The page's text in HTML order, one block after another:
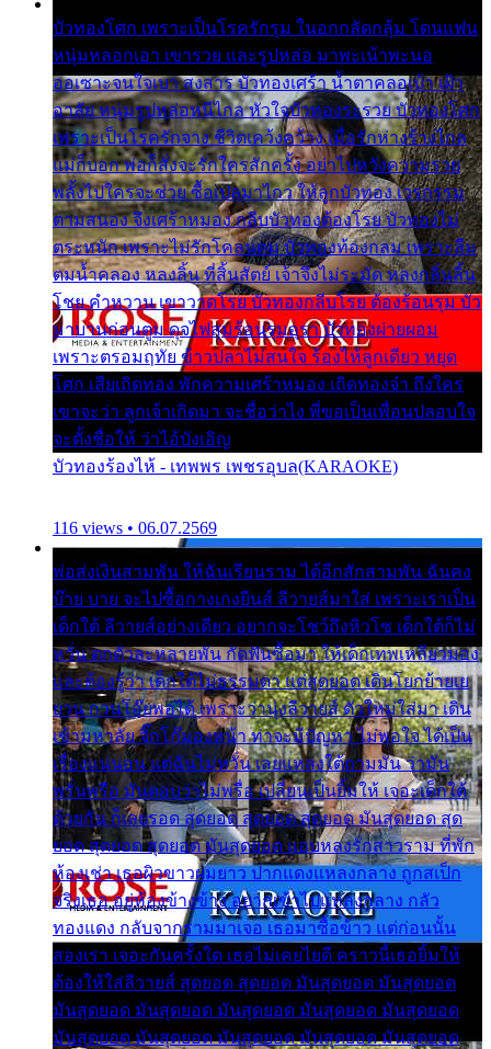
บัวทองโศก เพราะเป็นโรครักรุม ในอกกลัดกลุ้ม โดนแฟน
หนุ่มหลอกเอา เขารวย และรูปหล่อ มาพะเน้าพะนอ
ออเซาะจนใจเบา สงสาร บัวทองเศร้า น้ำตาคลอเบ้า เฝ้า
อาลัย หนุ่มรูปหล่อหนีไกล หัวใจบัวทองระรวย บัวทองโศก
เพราะเป็นโรครักจาง ชีวิตเคว้งคว้าง เมื่อรักห่างร้างไกล
แม่ก็บอก พ่อก็สั่งจะรักใครสักครั้ง อย่าไปหวังความรวย
พลั้งไปใครจะช่วย ซื้อเปลมาไกว ให้ลูกบัวทอง เวรกรรม
ตามสนอง จึงเศร้าหมอง กลีบบัวทองต้องโรย บัวทองไม่
ตระหนัก เพราะไม่รักโคลนตม บัวทองท้องกลม เพราะลืม
ตมน้ำคลอง หลงลิ้น ที่สิ้นสัตย์ เจ้าจึงไม่ระมัด หลงกลิ่นลิ้น
โชย คำหวาน เขาวาดโรย บัวทองกลีบโรย ต้องร้อนรุม บัว
มาบานก่อนตูม ดุจไฟสุมร้อนรุมอุรา บัวทองผ่ายผอม
เพราะตรอมฤทัย ข้าวปลาไม่สนใจ ร้องไห้ลูกเดียว หยุด
โศก เสียเถิดทอง พักความเศร้าหมอง เถิดทองจ๋า ถึงใคร
เขาจะว่า ลูกเจ้าเกิดมา จะชื่อว่าไง พี่ขอเป็นเพื่อนปลอบใจ
จะตั้งชื่อให้ ว่าไอ้บังเอิญ
บัวทองร้องไห้ - เทพพร เพชรอุบล(KARAOKE)
116 views • 06.07.2569
พ่อส่งเงินสามพัน ให้ฉันเรียนราม ได้อีกสักสามพัน ฉันคง
บ๊าย บาย จะไปซื้อกางเกงยีนส์ ลีวายส์มาใส่ เพราะเราเป็น
เด็กใต้ ลีวายส์อย่างเดียว อยากจะโชว์ถึงหิวโซ เด็กใต้ก็ไม่
หวั่น ตกตัวละหลายพัน กัดฟันซื้อมา ให้เด็กเทพเหลียวมอง
และต้องรู้ว่า เด็กใต้ไม่ธรรมดา แต่สุดยอด เดินโยกย้ายเย
ยวน กวนโอ๊ยพอได้ เพราะว่านุ่งลีวายส์ ตัวใหม่ใส่มา เดิน
เข้ามหาลัย จิ๊กโก๊มองหน้า ท่าจะมีปัญหา ไม่พอใจ ได้เป็น
เรื่องแน่นอน แต่ฉันไม่หวั่น เลยแหลงใต้ถามมัน ว่ามัน
พรั่นพรือ มันตอบว่าไม่พรื่อ เปลี่ยนเป็นยิ้มให้ เจอะเด็กใต้
ด้วยกัน ก็เลยรอด สุดยอด สุดยอด สุดยอด มันสุดยอด สุด
ยอด สุดยอด สุดยอด มันสุดยอด แอบหลงรักสาวราม ที่พัก
ห้องเช่า เธอผิวขาวผมยาว ปากแดงแหลงกลาง ถูกสเป็ก
จริงเธอ อยู่ห้องข้างข้าง อยากเข้าไปแหลงกลาง กลัว
ทองแดง กลับจากรามมาเจอ เธอมาซื้อข้าว แต่ก่อนนั้น
สองเรา เจอะกันครั้งใด เธอไม่เคยไยดี คราวนี้เธอยิ้มให้
ต้องให้ใส่ลีวายส์ สุดยอด สุดยอด มันสุดยอด มันสุดยอด
มันสุดยอด มันสุดยอด มันสุดยอด มันสุดยอด มันสุดยอด
มันสุดยอด มันสุดยอด มันสุดยอด มันสุดยอด มันสุดยอด